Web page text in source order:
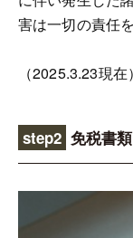
害は一切の責任
（2025.3.23現在）
step2 免税書